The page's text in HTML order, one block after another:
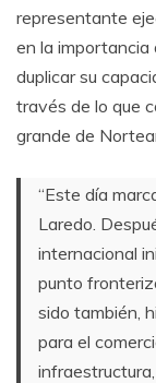
representante
en la importancia
duplicar su
través de lo que
grande de
“Este día
Laredo.
internacional
punto
sido también,
para el